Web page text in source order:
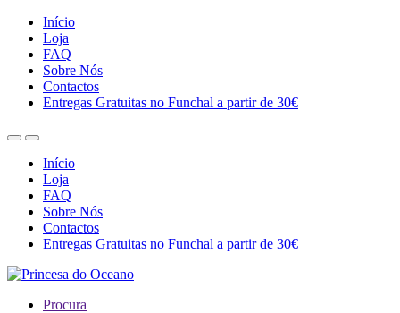
Início
Loja
FAQ
Sobre Nós
Contactos
Entregas Gratuitas no Funchal a partir de 30€
Início
Loja
FAQ
Sobre Nós
Contactos
Entregas Gratuitas no Funchal a partir de 30€
Procura